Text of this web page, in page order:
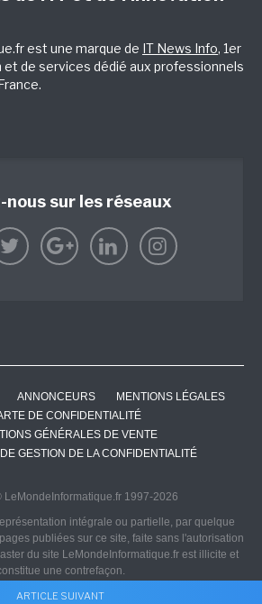
ARTICLE SUIVANT
est une marque de IT News Info, 1er
de services dédié aux professionnels
nous sur les réseaux
ANNONCEURS
MENTIONS LÉGALES
DE CONFIDENTIALITÉ
GÉNÉRALES DE VENTE
GESTION DE LA CONFIDENTIALITÉ
LeMondeInformatique.fr 1997-2026
intégrale ou partielle, par quelque
publiées sur ce site, faite sans l'autorisation
du site LeMondeInformatique.fr est illicite et
une contrefaçon.